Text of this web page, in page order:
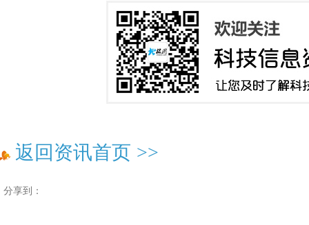
返回资讯首页 >>
分享到：